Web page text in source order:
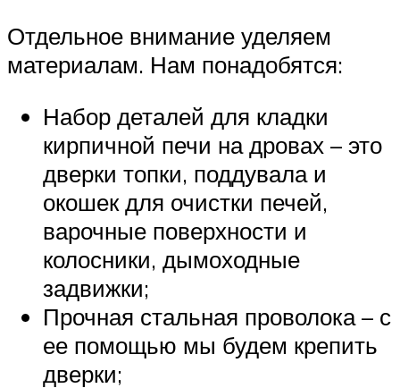
Отдельное внимание уделяем
материалам. Нам понадобятся:
Набор деталей для кладки
кирпичной печи на дровах – это
дверки топки, поддувала и
окошек для очистки печей,
варочные поверхности и
колосники, дымоходные
задвижки;
Прочная стальная проволока – с
ее помощью мы будем крепить
дверки;